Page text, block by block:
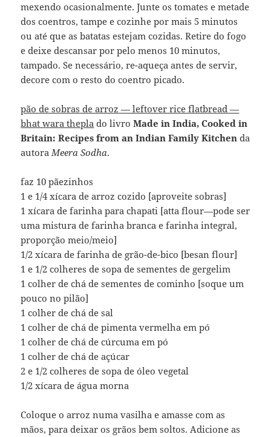
mexendo ocasionalmente. Junte os tomates e metade
dos coentros, tampe e cozinhe por mais 5 minutos
ou até que as batatas estejam cozidas. Retire do fogo
e deixe descansar por pelo menos 10 minutos,
tampado. Se necessário, re-aqueça antes de servir,
decore com o resto do coentro picado.
pão de sobras de arroz — leftover rice flatbread —
bhat wara thepla do livroMade in India, Cooked in
Britain: Recipes from an Indian Family Kitchen da
autoraMeera Sodha.
faz 10 pãezinhos
1 e 1/4 xícara de arroz cozido [aproveite sobras]
1 xícara de farinha para chapati [atta flour—pode ser
uma mistura de farinha branca e farinha integral,
proporção meio/meio]
1/2 xícara de farinha de grão-de-bico [besan flour]
1 e 1/2 colheres de sopa de sementes de gergelim
1 colher de chá de sementes de cominho [soque um
pouco no pilão]
1 colher de chá de sal
1 colher de chá de pimenta vermelha em pó
1 colher de chá de cúrcuma em pó
1 colher de chá de açúcar
2 e 1/2 colheres de sopa de óleo vegetal
1/2 xícara de água morna
Coloque o arroz numa vasilha e amasse com as
mãos, para deixar os grãos bem soltos. Adicione as